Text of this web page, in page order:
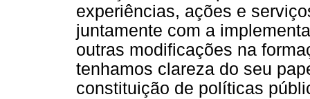
experiências, ações e
juntamente com a
outras modificações na
tenhamos clareza do seu
constituição de políticas